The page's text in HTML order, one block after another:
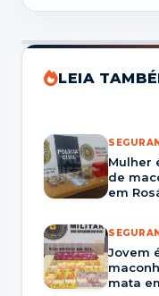
LEIA
Mulher
de
em
Jovem
mata